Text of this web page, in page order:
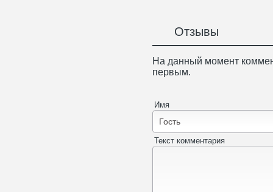
Отзывы
На данный момент
первым.
Имя
Текст комментария